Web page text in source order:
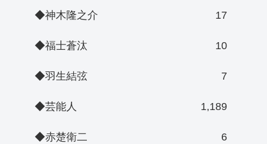
◆神木隆之介 17
◆福士蒼汰 10
◆羽生結弦 7
◆芸能人 1,189
◆赤楚衛二 6